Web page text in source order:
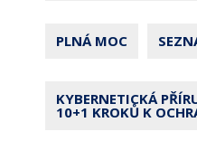
PLNÁ MOC
KYBERNETICKÁ
10+1 KROKŮ K